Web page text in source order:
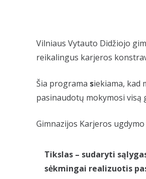
Vilniaus Vytauto Didžiojo
reikalingus karjeros
Šia programa siekiama, kad
pasinaudotų mokymosi
Gimnazijos Karjeros
Tikslas – sudaryti
sėkmingai realizuotis